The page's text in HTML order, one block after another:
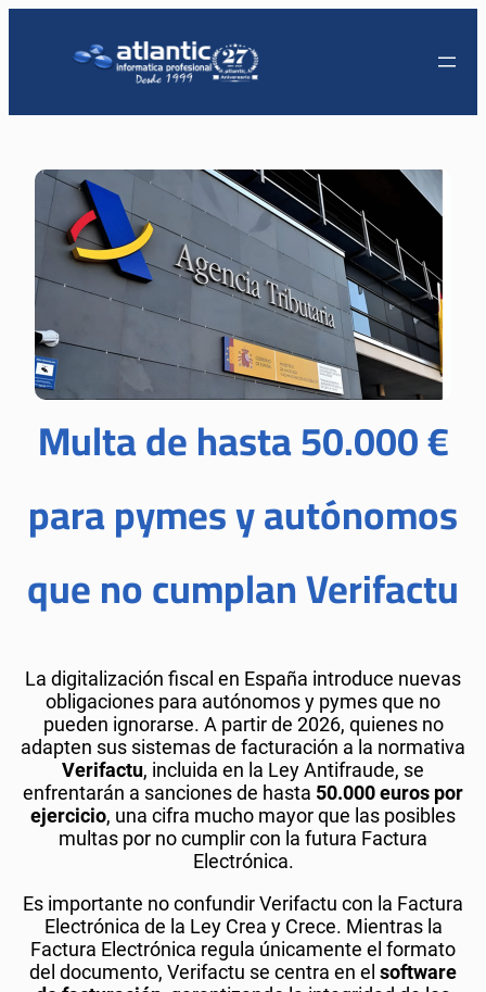
Multa de hasta 50.000 €
para pymes y autónomos
que no cumplan Verifactu
La digitalización fiscal en España introduce nuevas
obligaciones para autónomos y pymes que no
pueden ignorarse. A partir de 2026, quienes no
adapten sus sistemas de facturación a la normativa
Verifactu, incluida en la Ley Antifraude, se
enfrentarán a sanciones de hasta 50.000 euros por
ejercicio, una cifra mucho mayor que las posibles
multas por no cumplir con la futura Factura
Electrónica.
Es importante no confundir Verifactu con la Factura
Electrónica de la Ley Crea y Crece. Mientras la
Factura Electrónica regula únicamente el formato
del documento, Verifactu se centra en el software